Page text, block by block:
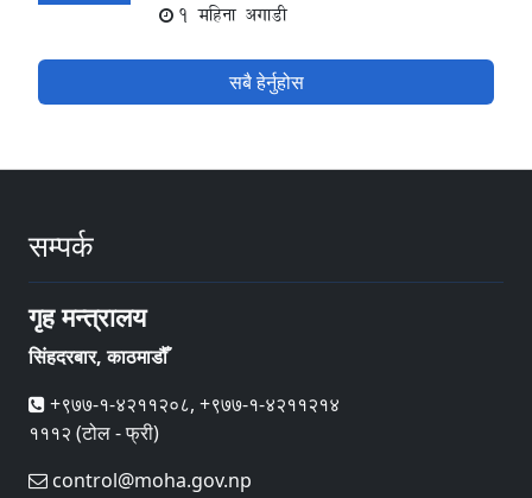
1 महिना अगाडी
सबै हेर्नुहोस
सम्पर्क
गृह मन्त्रालय
सिंहदरबार, काठमाडौँ
+९७७-१-४२११२०८, +९७७-१-४२११२१४
१११२ (टोल - फ्री)
control@moha.gov.np